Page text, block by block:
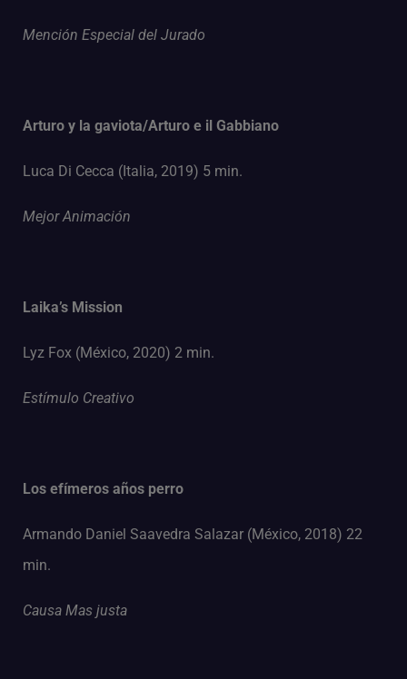
Mención Especial del Jurado
Arturo y la gaviota/Arturo e il Gabbiano
Luca Di Cecca (Italia, 2019) 5 min.
Mejor Animación
Laika’s Mission
Lyz Fox (México, 2020) 2 min.
Estímulo Creativo
Los efímeros años perro
Armando Daniel Saavedra Salazar (México, 2018) 22
min.
Causa Mas justa